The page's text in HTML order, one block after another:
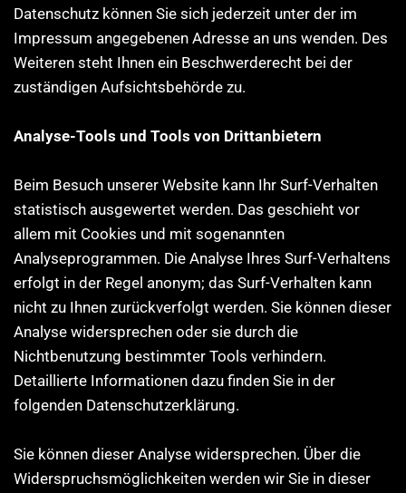
Datenschutz können Sie sich jederzeit unter der im
Impressum angegebenen Adresse an uns wenden. Des
Weiteren steht Ihnen ein Beschwerderecht bei der
zuständigen Aufsichtsbehörde zu.
Analyse-Tools und Tools von Drittanbietern
Beim Besuch unserer Website kann Ihr Surf-Verhalten
statistisch ausgewertet werden. Das geschieht vor
allem mit Cookies und mit sogenannten
Analyseprogrammen. Die Analyse Ihres Surf-Verhaltens
erfolgt in der Regel anonym; das Surf-Verhalten kann
nicht zu Ihnen zurückverfolgt werden. Sie können dieser
Analyse widersprechen oder sie durch die
Nichtbenutzung bestimmter Tools verhindern.
Detaillierte Informationen dazu finden Sie in der
folgenden Datenschutzerklärung.
Sie können dieser Analyse widersprechen. Über die
Widerspruchsmöglichkeiten werden wir Sie in dieser